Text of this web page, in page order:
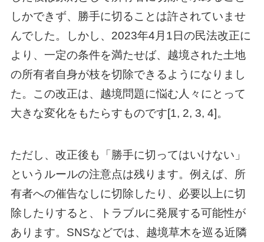
しかできず、勝手に切ることは許されていませ
んでした。しかし、2023年4月1日の民法改正に
より、一定の条件を満たせば、越境された土地
の所有者自身が枝を切除できるようになりまし
た。この改正は、越境問題に悩む人々にとって
大きな変化をもたらすものです[1, 2, 3, 4]。
ただし、改正後も「勝手に切ってはいけない」
というルールの注意点は残ります。例えば、所
有者への催告なしに切除したり、必要以上に切
除したりすると、トラブルに発展する可能性が
あります。SNSなどでは、越境草木を巡る近隣